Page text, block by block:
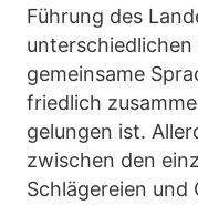
Führung des
gemeinsame
friedlich
gelungen ist.
zwischen den
Schlägereien und